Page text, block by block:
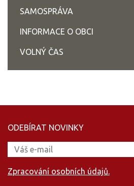
SAMOSPRÁVA
INFORMACE O OBCI
VOLNÝ ČAS
ODEBÍRAT NOVINKY
Zpracování osobních údajů.